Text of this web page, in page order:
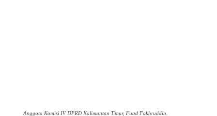
Anggota Komisi IV DPRD Kalimantan Timur, Fuad Fakhruddin.